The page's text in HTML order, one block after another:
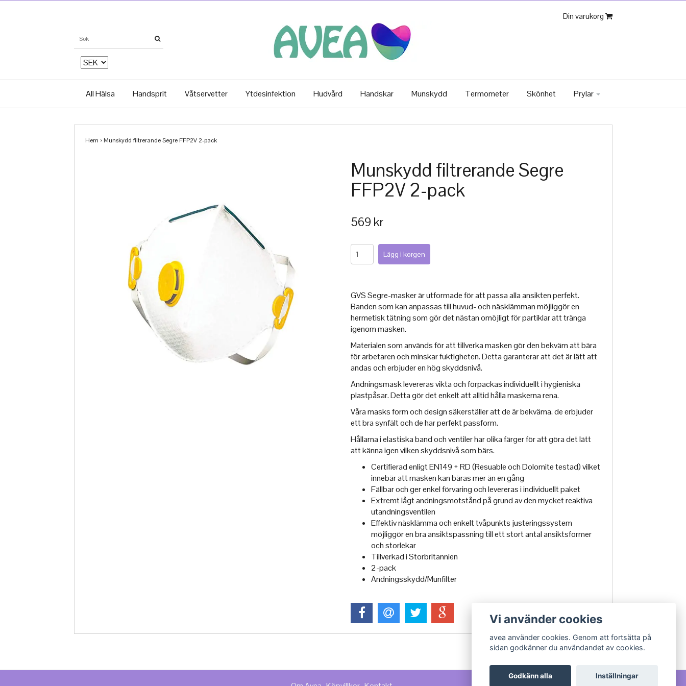
Din varukorg
All Hälsa Handsprit Våtservetter Ytdesinfektion Hudvård Handskar Munskydd Termometer Skönhet Prylar
Hem › Munskydd filtrerande Segre FFP2V 2-pack
Munskydd filtrerande Segre
FFP2V 2-pack
569 kr
GVS Segre-masker är utformade för att passa alla ansikten perfekt.
Banden som kan anpassas till huvud- och näsklämman möjliggör en
hermetisk tätning som gör det nästan omöjligt för partiklar att tränga
igenom masken.
Materialen som används för att tillverka masken gör den bekväm att bära
för arbetaren och minskar fuktigheten. Detta garanterar att det är lätt att
andas och erbjuder en hög skyddsnivå.
Andningsmask levereras vikta och förpackas individuellt i hygieniska
plastpåsar. Detta gör det enkelt att alltid hålla maskerna rena.
Våra masks form och design säkerställer att de är bekväma, de erbjuder
ett bra synfält och de har perfekt passform.
Hållarna i elastiska band och ventiler har olika färger för att göra det lätt
att känna igen vilken skyddsnivå som bärs.
Certifierad enligt EN149 + RD (Resuable och Dolomite testad) vilket
innebär att masken kan bäras mer än en gång
Fällbar och ger enkel förvaring och levereras i individuellt paket
Extremt lågt andningsmotstånd på grund av den mycket reaktiva
utandningsventilen
Effektiv näsklämma och enkelt tvåpunkts justeringssystem
möjliggör en bra ansiktspassning till ett stort antal ansiktsformer
och storlekar
Tillverkad i Storbritannien
2-pack
Andningsskydd/Munfilter
Vi använder cookies
avea använder cookies. Genom att fortsätta på
sidan godkänner du användandet av cookies.
Godkänn alla Inställningar